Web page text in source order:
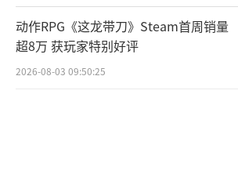
次拉起的时刻。
未来几年内，《上古卷轴6
亮相、是否能够再创“老滚5”
动作RPG《这龙带刀》Steam首周销量
超8万 获玩家特别好评
2026-08-03 09:50:25